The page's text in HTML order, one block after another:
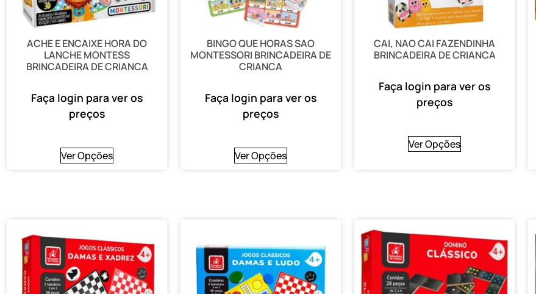
ACHE E ENCAIXE HORA DO
LANCHE MONTESS
BRINCADEIRA DE CRIANCA
Faça login para ver os
preços
Ver Opções
BINGO QUE HORAS SAO
MONTESSORI BRINCADEIRA DE
CRIANCA
Faça login para ver os
preços
Ver Opções
CAI, NAO CAI FAZENDINHA
BRINCADEIRA DE CRIANCA
Faça login para ver os
preços
Ver Opções